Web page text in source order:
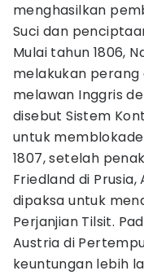
menghasilkan
Suci dan
Mulai tahun 1806,
melakukan
melawan Inggris
disebut Sistem
untuk
1807, setelah
Friedland di Prusia,
dipaksa untuk
Perjanjian Tilsit.
Austria di
keuntungan lebih